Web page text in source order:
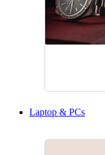
Laptop & PCs